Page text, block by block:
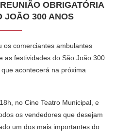
OBRIGATÓRIA
JOÃO 300 ANOS
os comerciantes ambulantes
as festividades do São João 300
acontecerá na próxima
no Cine Teatro Municipal, e
os vendedores que desejam
um dos mais importantes do